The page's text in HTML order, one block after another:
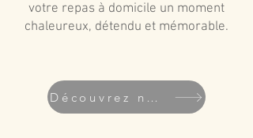
votre repas à domicile un moment
chaleureux, détendu et mémorable.
Découvrez nos menus